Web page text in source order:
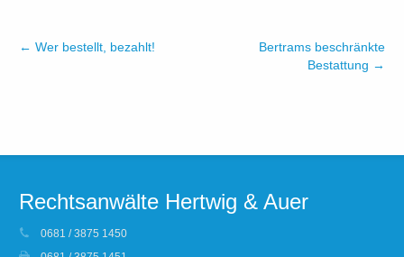
← Wer bestellt, bezahlt!
Bertrams beschränkte
Bestattung →
Rechtsanwälte Hertwig & Auer
0681 / 3875 1450